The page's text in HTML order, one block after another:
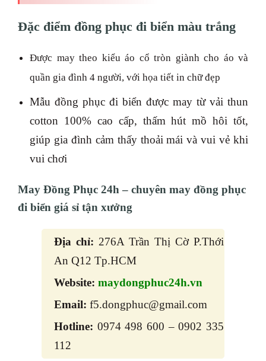
Đặc điểm đồng phục đi biển màu trắng
Được may theo kiểu áo cổ tròn giành cho áo và
quần gia đình 4 người, với họa tiết in chữ đẹp
Mẫu đồng phục đi biển được may từ vải thun
cotton 100% cao cấp, thấm hút mồ hôi tốt,
giúp gia đình cảm thấy thoải mái và vui vẻ khi
vui chơi
May Đồng Phục 24h – chuyên may đồng phục
đi biển giá sỉ tận xưởng
Địa chỉ: 276A Trần Thị Cờ P.Thới
An Q12 Tp.HCM
Website: maydongphuc24h.vn
Email: f5.dongphuc@gmail.com
Hotline: 0974 498 600 – 0902 335
112